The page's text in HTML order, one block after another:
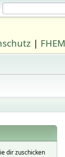
| FHEM
dir zuschicken